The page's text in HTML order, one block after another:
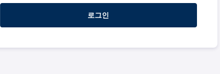
로그인